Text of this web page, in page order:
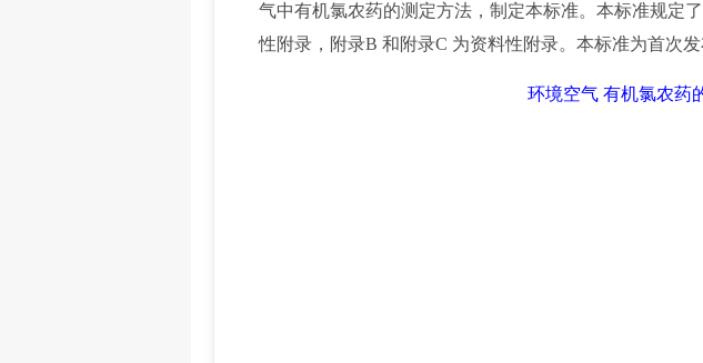
气中有机氯农药的测定方法，制定本标准。本标准规定
性附录，附录B 和附录C 为资料性附录。本标准为首次发
环境空气 有机氯农药